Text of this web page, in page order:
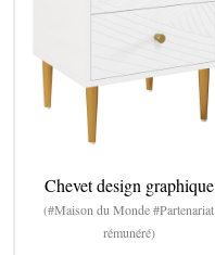
Chevet design graphique
(#Maison du Monde #Partenariat
rémunéré)